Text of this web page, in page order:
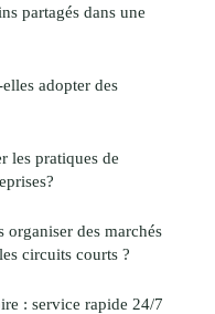
partagés dans une
adopter des
les pratiques de
des marchés
circuits courts ?
: service rapide 24/7